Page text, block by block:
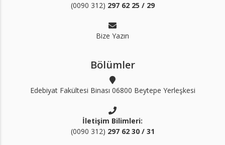
(0090 312) 297 62 25 / 29
Bize Yazın
Bölümler
Edebiyat Fakültesi Binası 06800 Beytepe Yerleşkesi
İletişim Bilimleri:
(0090 312) 297 62 30 / 31